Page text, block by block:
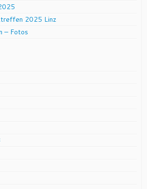
2025 Linz
– Fotos